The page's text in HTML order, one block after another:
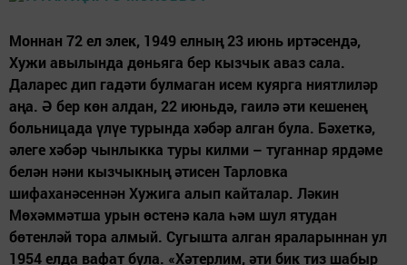
Моннан 72 ел элек, 1949 елның 23 июнь иртәсендә,
Хужи авылында дөньяга бер кызчык аваз сала.
Даларес дип гадәти булмаган исем куярга ниятлиләр
аңа. Ә бер көн алдан, 22 июньдә, гаилә әти кешенең
больницада үлүе турында хәбәр алган була. Бәхеткә,
әлеге хәбәр чынлыкка туры килми – туганнар ярдәме
белән нәни кызчыкның әтисен Тарловка
шифаханәсеннән Хужига алып кайталар. Ләкин
Мөхәммәтша урын өстенә кала һәм шул ятудан
бөтенләй тора алмый. Сугышта алган яраларыннан ул
1954 елда вафат була. «Хәтерлим, әти бик тиз шабыр